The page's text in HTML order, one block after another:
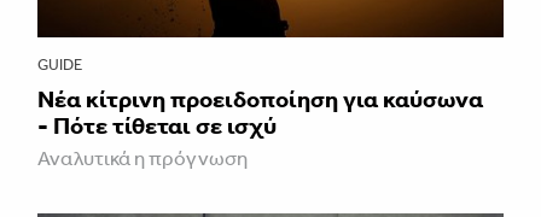
GUIDE
Νέα κίτρινη προειδοποίηση για καύσωνα
- Πότε τίθεται σε ισχύ
Αναλυτικά η πρόγνωση